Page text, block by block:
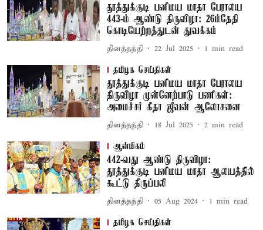
தூத்துக்குடி பனிமய மாதா பேராலய
443-ம் ஆண்டு திருவிழா: 26ம்தேதி
கொடியேற்றத்துடன் துவக்கம்
தினத்தந்தி 22 Jul 2025 1 min read
தமிழக செய்திகள்
தூத்துக்குடி பனிமய மாதா பேராலய
திருவிழா முன்னேற்பாடு பணிகள்:
அமைச்சர் கீதா ஜீவன் ஆலோசனை
தினத்தந்தி 18 Jul 2025 2 min read
ஆன்மிகம்
442-வது ஆண்டு திருவிழா:
தூத்துக்குடி பனிமய மாதா ஆலயத்தில்
கூட்டு திருப்பலி
தினத்தந்தி 05 Aug 2024 1 min read
தமிழக செய்திகள்